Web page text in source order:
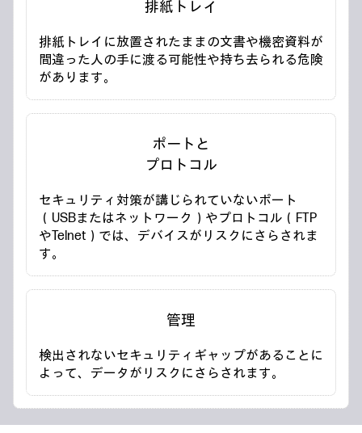
排紙トレイ
排紙トレイに放置されたままの文書や機密資料が
間違った人の手に渡る可能性や持ち去られる危険
があります。
ポートと
プロトコル
セキュリティ対策が講じられていないポート
（USBまたはネットワーク）やプロトコル（FTP
やTelnet）では、デバイスがリスクにさらされま
す。
管理
検出されないセキュリティギャップがあることに
よって、データがリスクにさらされます。